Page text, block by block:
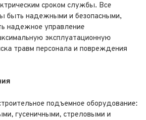
сроком службы. Все
быть надежными и безопасными,
надежное управление
эксплуатационную
травм персонала и повреждения
подъемное оборудование:
гусеничными, стреловыми и